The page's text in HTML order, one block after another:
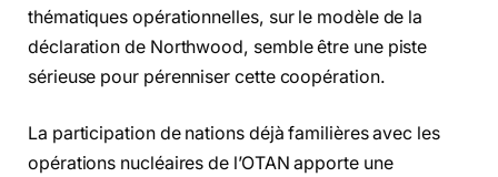
thématiques opérationnelles, sur le modèle de la
déclaration de Northwood, semble être une piste
sérieuse pour pérenniser cette coopération.
La participation de nations déjà familières avec les
opérations nucléaires de l’OTAN apporte une